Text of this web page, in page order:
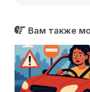
Вам также